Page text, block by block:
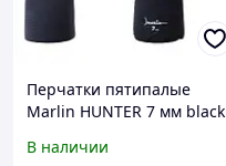
Перчатки пятипалые
Marlin HUNTER 7 мм black
В наличии